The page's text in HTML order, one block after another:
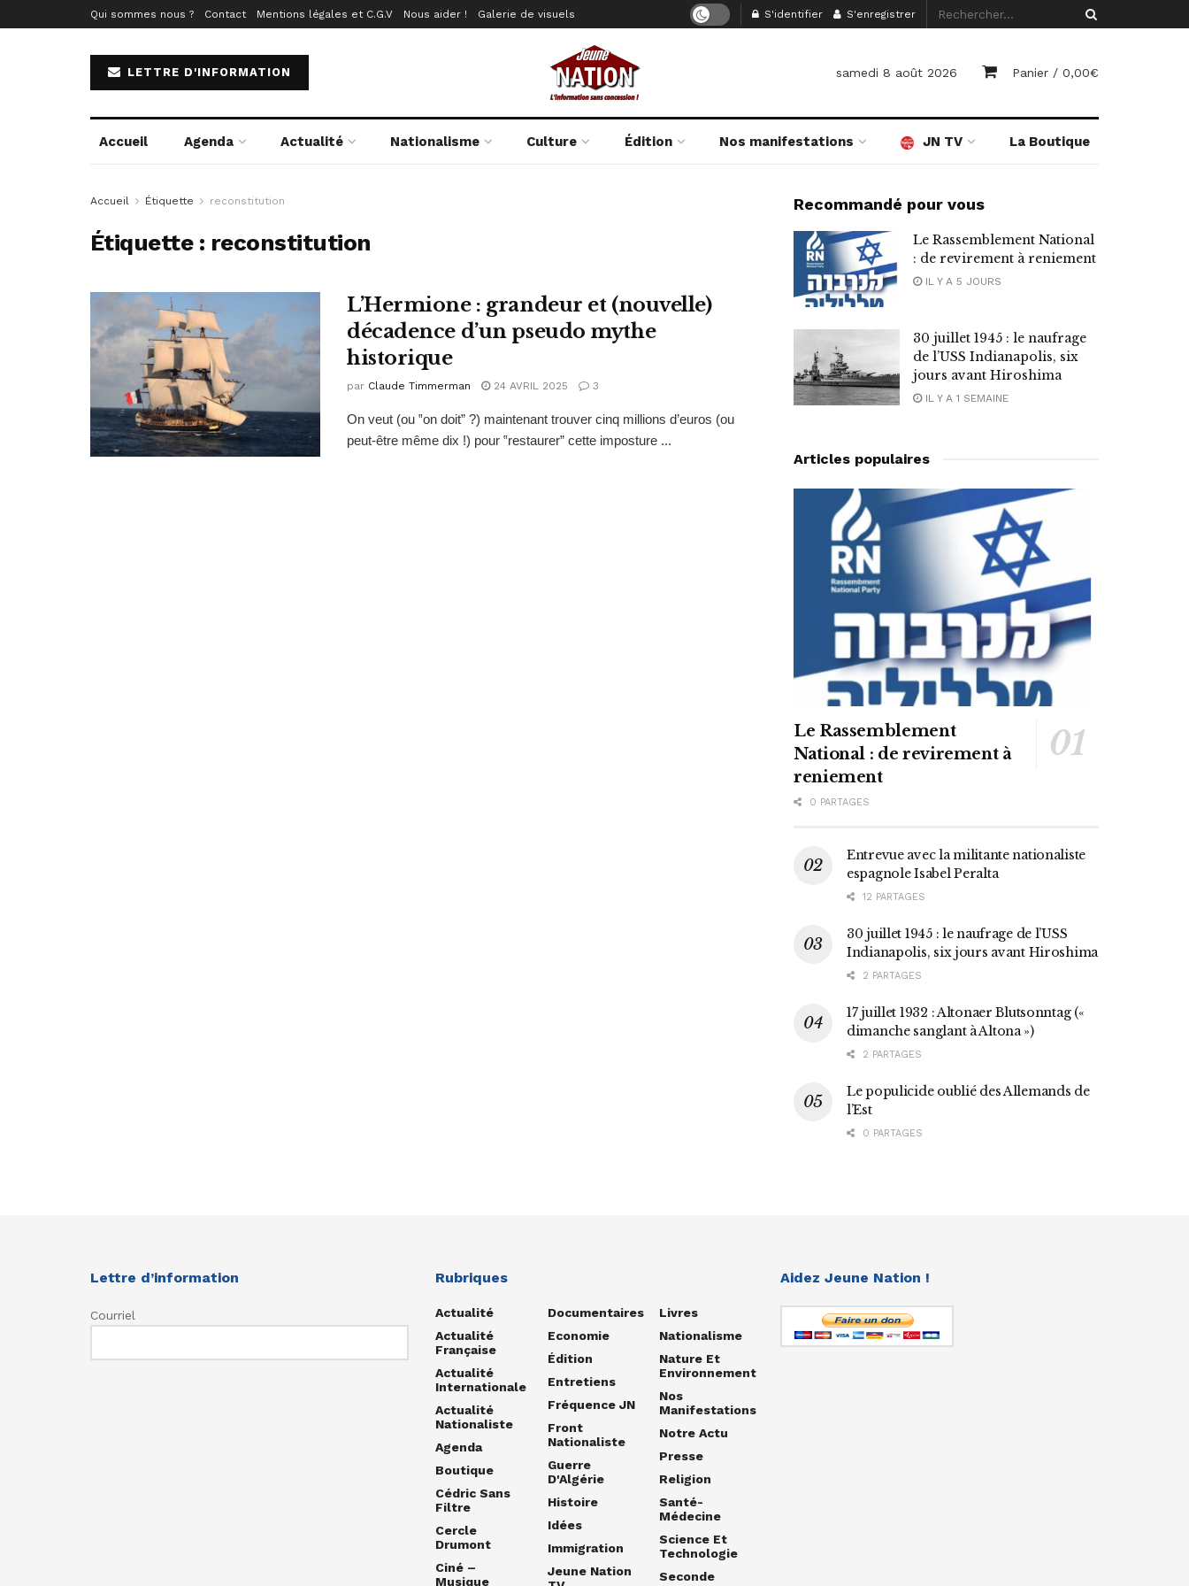
Qui sommes nous ? Contact Mentions légales et C.G.V Nous aider ! Galerie de visuels S'identifier S'enregistrer
LETTRE D'INFORMATION samedi 8 août 2026 Panier / 0,00€
Accueil Agenda Actualité Nationalisme Culture Édition Nos manifestations JN TV La Boutique
Accueil Étiquette reconstitution
Étiquette : reconstitution
L’Hermione : grandeur et (nouvelle)
décadence d’un pseudo mythe
historique
par Claude Timmerman 24 AVRIL 2025 3
On veut (ou ‟on doit” ?) maintenant trouver cinq millions d’euros (ou
peut-être même dix !) pour ‟restaurer” cette imposture ...
Recommandé pour vous
Le Rassemblement National
: de revirement à reniement
IL Y A 5 JOURS
30 juillet 1945 : le naufrage
de l’USS Indianapolis, six
jours avant Hiroshima
IL Y A 1 SEMAINE
Articles populaires
Le Rassemblement
National : de revirement à
reniement
0 PARTAGES
Entrevue avec la militante nationaliste
espagnole Isabel Peralta
12 PARTAGES
30 juillet 1945 : le naufrage de l’USS
Indianapolis, six jours avant Hiroshima
2 PARTAGES
17 juillet 1932 : Altonaer Blutsonntag («
dimanche sanglant à Altona »)
2 PARTAGES
Le populicide oublié des Allemands de
l’Est
0 PARTAGES
Lettre d’information
Courriel
Rubriques
Actualité
Actualité
Française
Actualité
Internationale
Actualité
Nationaliste
Agenda
Boutique
Cédric Sans
Filtre
Cercle
Drumont
Ciné –
Musique
Documentaires
Economie
Édition
Entretiens
Fréquence JN
Front
Nationaliste
Guerre
D'Algérie
Histoire
Idées
Immigration
Jeune Nation
Livres
Nationalisme
Nature Et
Environnement
Nos
Manifestations
Notre Actu
Presse
Religion
Santé-
Médecine
Science Et
Technologie
Seconde
Aidez Jeune Nation !